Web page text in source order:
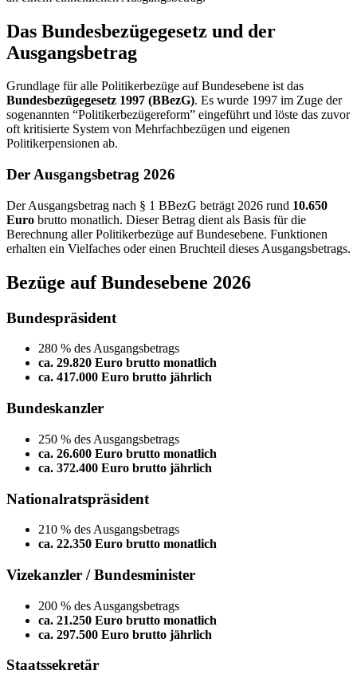
Das Bundesbezügegesetz und der
Ausgangsbetrag
Grundlage für alle Politikerbezüge auf Bundesebene ist das
Bundesbezügegesetz 1997 (BBezG). Es wurde 1997 im Zuge der
sogenannten “Politikerbezügereform” eingeführt und löste das zuvor
oft kritisierte System von Mehrfachbezügen und eigenen
Politikerpensionen ab.
Der Ausgangsbetrag 2026
Der Ausgangsbetrag nach § 1 BBezG beträgt 2026 rund 10.650
Euro brutto monatlich. Dieser Betrag dient als Basis für die
Berechnung aller Politikerbezüge auf Bundesebene. Funktionen
erhalten ein Vielfaches oder einen Bruchteil dieses Ausgangsbetrags.
Bezüge auf Bundesebene 2026
Bundespräsident
280 % des Ausgangsbetrags
ca. 29.820 Euro brutto monatlich
ca. 417.000 Euro brutto jährlich
Bundeskanzler
250 % des Ausgangsbetrags
ca. 26.600 Euro brutto monatlich
ca. 372.400 Euro brutto jährlich
Nationalratspräsident
210 % des Ausgangsbetrags
ca. 22.350 Euro brutto monatlich
Vizekanzler / Bundesminister
200 % des Ausgangsbetrags
ca. 21.250 Euro brutto monatlich
ca. 297.500 Euro brutto jährlich
Staatssekretär